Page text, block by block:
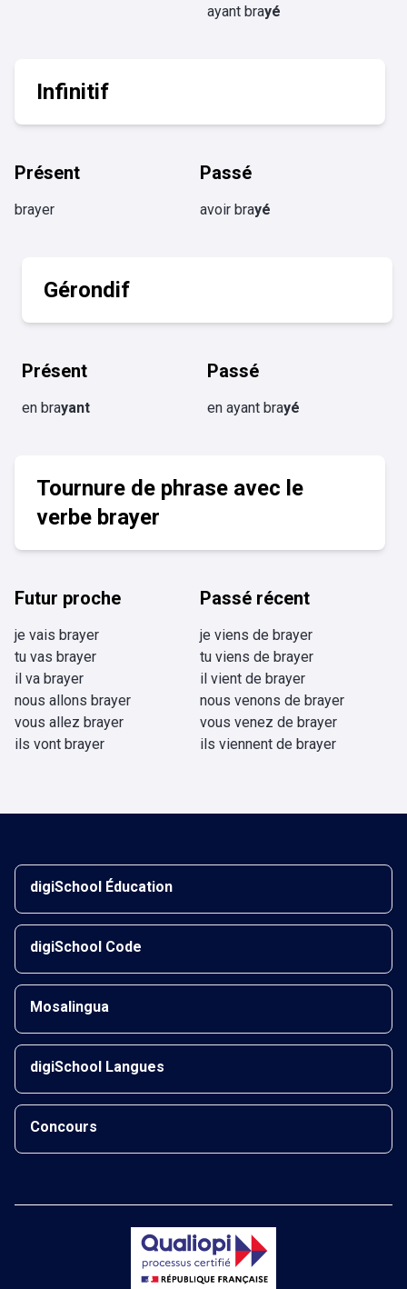
ayant brayé
Infinitif
Présent
brayer
Passé
avoir brayé
Gérondif
Présent
en brayant
Passé
en ayant brayé
Tournure de phrase avec le
verbe brayer
Futur proche
je vais brayer
tu vas brayer
il va brayer
nous allons brayer
vous allez brayer
ils vont brayer
Passé récent
je viens de brayer
tu viens de brayer
il vient de brayer
nous venons de brayer
vous venez de brayer
ils viennent de brayer
digiSchool Éducation
digiSchool Code
Mosalingua
digiSchool Langues
Concours